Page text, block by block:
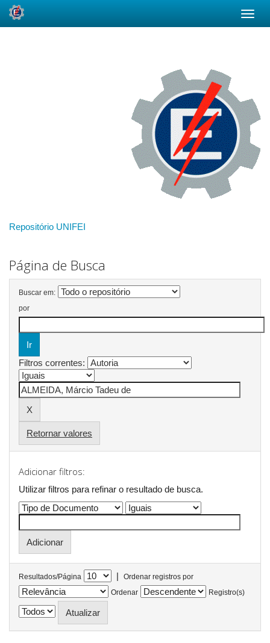
Repositório UNIFEI
Página de Busca
Buscar em:
por
Filtros correntes:
Retornar valores
Adicionar filtros:
Utilizar filtros para refinar o resultado de busca.
Resultados/Página |
Ordenar registros por
Ordenar
Registro(s)